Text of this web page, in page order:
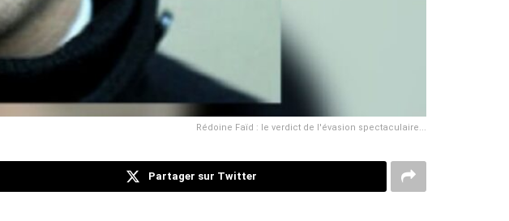
Rédoine Faïd : le verdict de l'évasion spectaculaire...
Partager sur Twitter